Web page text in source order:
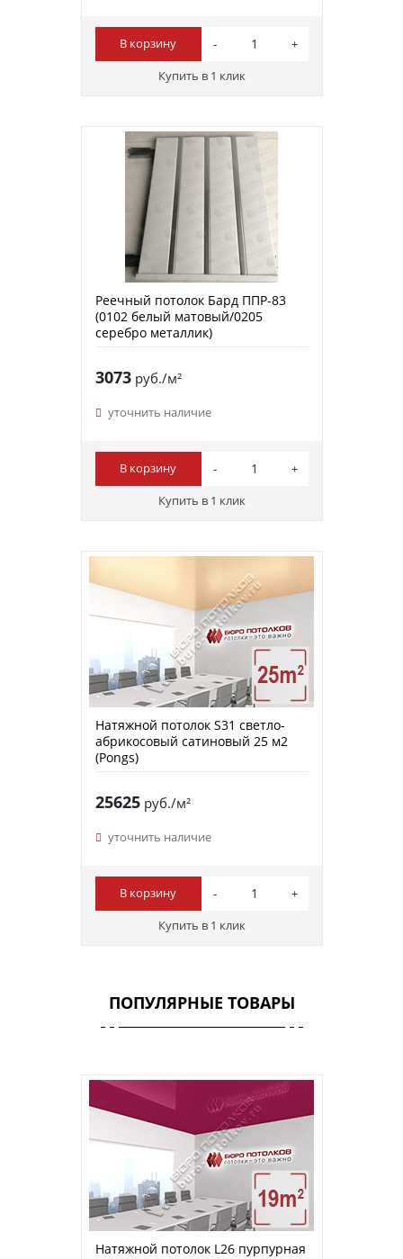
В корзину
Купить в 1 клик
Реечный потолок Бард ППР-83
(0102 белый матовый/0205
серебро металлик)
3073руб./м²
уточнить наличие
В корзину
Купить в 1 клик
Натяжной потолок S31 светло-
абрикосовый сатиновый 25 м2
(Pongs)
25625руб./м²
уточнить наличие
В корзину
Купить в 1 клик
ПОПУЛЯРНЫЕ ТОВАРЫ
Натяжной потолок L26 пурпурная